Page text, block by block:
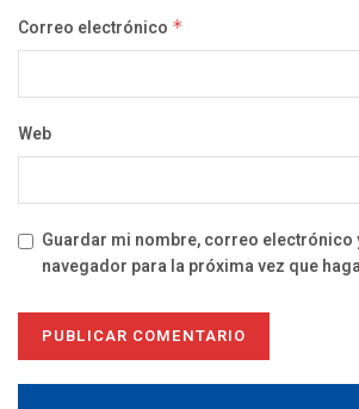
Correo electrónico *
Web
Guardar mi nombre, correo electrónico
navegador para la próxima vez que